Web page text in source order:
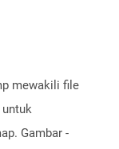
mewakili file
untuk
Gambar -